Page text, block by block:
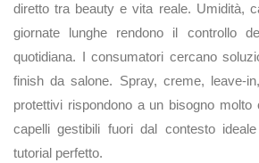
diretto tra beauty e vita reale. Umidità,
giornate lunghe rendono il controllo
quotidiana. I consumatori cercano
finish da salone. Spray, creme, leave-
protettivi rispondono a un bisogno molto
capelli gestibili fuori dal contesto
tutorial perfetto.